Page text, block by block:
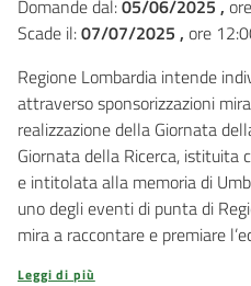
Domande dal:05/06/2025 ,
Scade il:07/07/2025 , ore
Regione Lombardia intende
attraverso sponsorizzazioni
realizzazione della Giornata
Giornata della Ricerca,
e intitolata alla memoria di
uno degli eventi di punta di
mira a raccontare e premiare
Leggi di più